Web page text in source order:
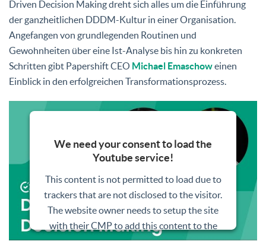
Driven Decision Making dreht sich alles um die Einführung
der ganzheitlichen DDDM-Kultur in einer Organisation.
Angefangen von grundlegenden Routinen und
Gewohnheiten über eine Ist-Analyse bis hin zu konkreten
Schritten gibt Papershift CEO Michael Emaschoweinen
Einblick in den erfolgreichen Transformationsprozess.
We need your consent to load the
Youtube service!
This content is not permitted to load due to
trackers that are not disclosed to the visitor.
The website owner needs to setup the site
with their CMP to add this content to the